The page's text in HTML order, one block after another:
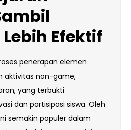
Efektif
penerapan elemen
aktivitas non-game,
yang terbukti
dan partisipasi siswa. Oleh
semakin populer dalam